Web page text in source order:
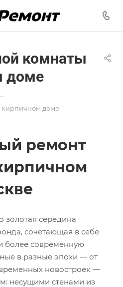
комнаты
доме
кирпичном доме
ремонт
середина
сочетающая в себе
более современную
в разные эпохи — от
новостроек —
несущими стенами из